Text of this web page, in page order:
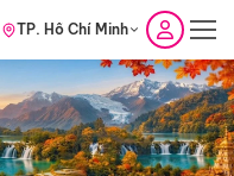
TP. Hồ Chí Minh